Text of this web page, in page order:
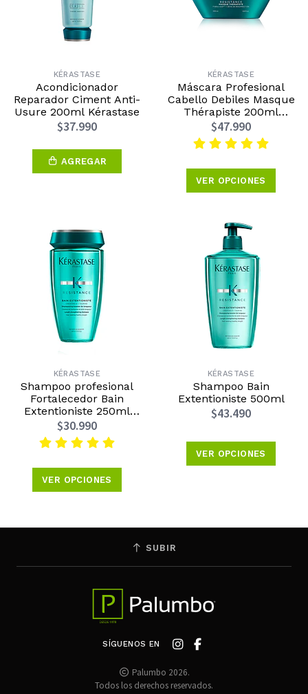
KÉRASTASE
Acondicionador
Reparador Ciment Anti-
Usure 200ml Kérastase
$37.990
AGREGAR
KÉRASTASE
Máscara Profesional
Cabello Debiles Masque
Thérapiste 200ml
Kérastase
$47.990
VER OPCIONES
KÉRASTASE
Shampoo profesional
Fortalecedor Bain
Extentioniste 250ml
Kérastase
$30.990
VER OPCIONES
KÉRASTASE
Shampoo Bain
Extentioniste 500ml
$43.490
VER OPCIONES
SUBIR
SÍGUENOS EN
Palumbo 2026.
Todos los derechos reservados.